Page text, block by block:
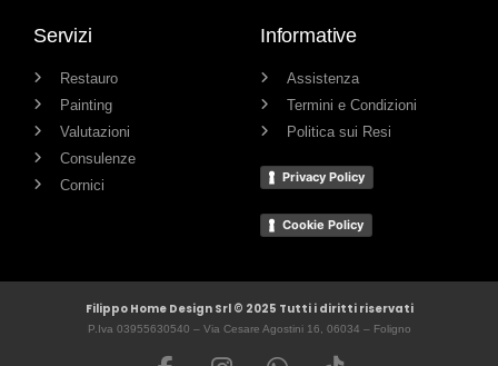
Servizi
Restauro
Painting
Valutazioni
Consulenze
Cornici
Informative
Assistenza
Termini e Condizioni
Politica sui Resi
Privacy Policy
Cookie Policy
Filippo Home Design Srl © 2025 Tutti i diritti riservati
P.Iva 03955630540 – Via Cesare Agostini 16, 06034 – Foligno